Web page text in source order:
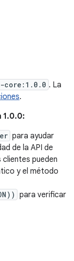
core:1.0.0 . La
.
1.0.0:
para ayudar
de la API de
pueden
y el método
para verificar